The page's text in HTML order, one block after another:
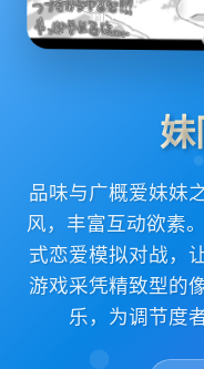
品味与广概爱妹妹
风，丰富互动欲素
式恋爱模拟对战，
游戏采凭精致型的
乐，为调节度